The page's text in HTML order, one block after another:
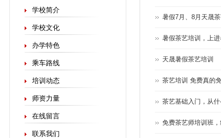
学校简介
学校文化
办学特色
乘车路线
培训动态
师资力量
在线留言
联系我们
暑假7月、8月天晟
暑假茶艺培训，上
天晟暑假茶艺培训
茶艺培训 免费真的
茶艺基础入门，从
免费茶艺师培训班